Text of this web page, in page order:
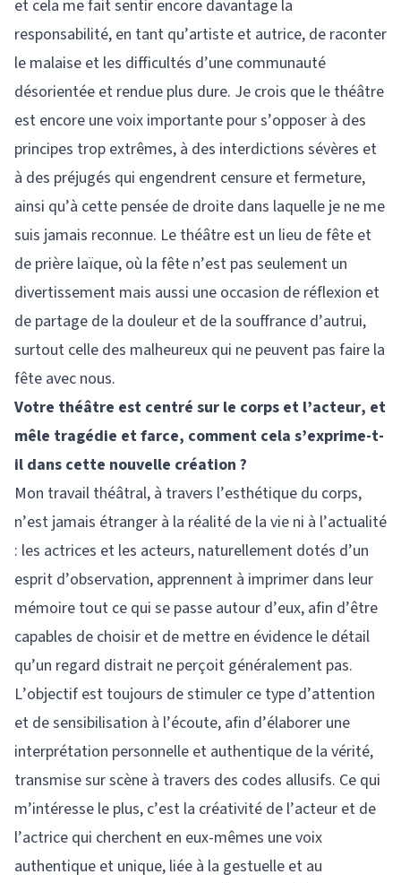
et cela me fait sentir encore davantage la
responsabilité, en tant qu’artiste et autrice, de raconter
le malaise et les difficultés d’une communauté
désorientée et rendue plus dure. Je crois que le théâtre
est encore une voix importante pour s’opposer à des
principes trop extrêmes, à des interdictions sévères et
à des préjugés qui engendrent censure et fermeture,
ainsi qu’à cette pensée de droite dans laquelle je ne me
suis jamais reconnue. Le théâtre est un lieu de fête et
de prière laïque, où la fête n’est pas seulement un
divertissement mais aussi une occasion de réflexion et
de partage de la douleur et de la souffrance d’autrui,
surtout celle des malheureux qui ne peuvent pas faire la
fête avec nous.
Votre théâtre est centré sur le corps et l’acteur, et
mêle tragédie et farce, comment cela s’exprime-t-
il dans cette nouvelle création ?
Mon travail théâtral, à travers l’esthétique du corps,
n’est jamais étranger à la réalité de la vie ni à l’actualité
: les actrices et les acteurs, naturellement dotés d’un
esprit d’observation, apprennent à imprimer dans leur
mémoire tout ce qui se passe autour d’eux, afin d’être
capables de choisir et de mettre en évidence le détail
qu’un regard distrait ne perçoit généralement pas.
L’objectif est toujours de stimuler ce type d’attention
et de sensibilisation à l’écoute, afin d’élaborer une
interprétation personnelle et authentique de la vérité,
transmise sur scène à travers des codes allusifs. Ce qui
m’intéresse le plus, c’est la créativité de l’acteur et de
l’actrice qui cherchent en eux-mêmes une voix
authentique et unique, liée à la gestuelle et au